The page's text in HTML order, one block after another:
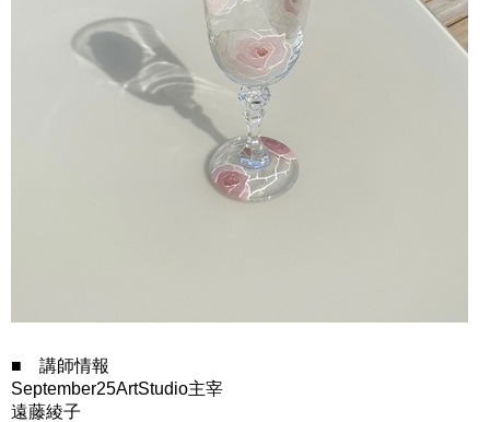
■ 講師情報
September25ArtStudio主宰
遠藤綾子